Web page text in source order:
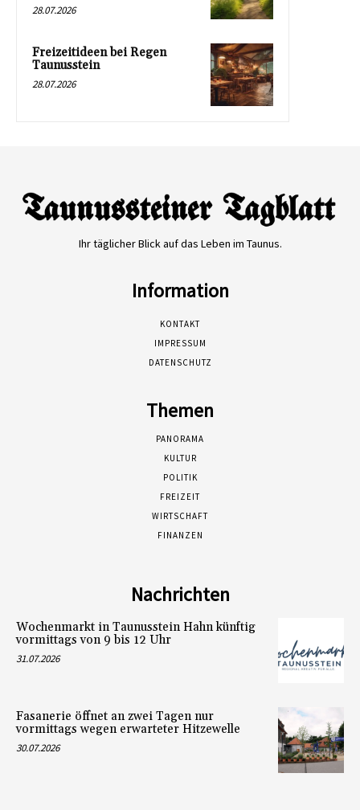
28.07.2026
Freizeitideen bei Regen
Taunusstein
28.07.2026
Ihr täglicher Blick auf das Leben im Taunus.
Information
KONTAKT
IMPRESSUM
DATENSCHUTZ
Themen
PANORAMA
KULTUR
POLITIK
FREIZEIT
WIRTSCHAFT
FINANZEN
Nachrichten
Wochenmarkt in Taunusstein Hahn künftig
vormittags von 9 bis 12 Uhr
31.07.2026
Fasanerie öffnet an zwei Tagen nur
vormittags wegen erwarteter Hitzewelle
30.07.2026